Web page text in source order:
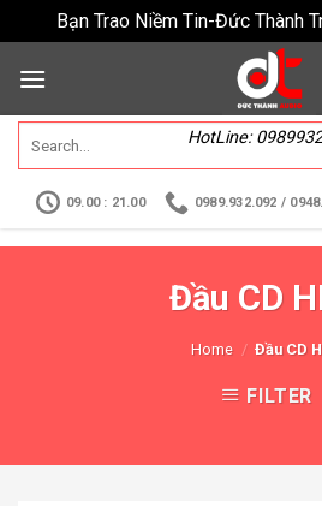
Bạn Trao Niềm Tin-Đức Thành
HotLine:
09.00 : 21.00 0989.932.092 /
Đầu CD
Home / Đầu CD
FILTER